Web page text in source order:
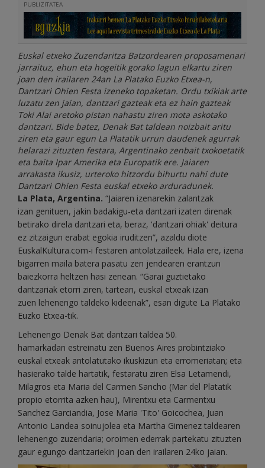
PUBLIZITATEA
Euskal etxeko Zuzendaritza Batzordearen proposamenari
jarraituz, ehun eta hogeitik gorako lagun elkartu ziren
joan den irailaren 24an La Platako Euzko Etxea-n,
Dantzari Ohien Festa izeneko topaketan. Ordu txikiak arte
luzatu zen jaian, dantzari gazteak eta ez hain gazteak
Toki Alai aretoko pistan nahastu ziren mota askotako
dantzari. Bide batez, Denak Bat taldean noizbait aritu
ziren eta gaur egun La Platatik urrun daudenek agurrak
helarazi zituzten festara, Argentinako zenbait txokoetatik
eta baita Ipar Amerika eta Europatik ere. Jaiaren
arrakasta ikusiz, urteroko hitzordu bihurtu nahi dute
Dantzari Ohien Festa euskal etxeko arduradunek.
La Plata, Argentina. “Jaiaren izenarekin zalantzak
izan genituen, jakin badakigu-eta dantzari izaten direnak
betirako direla dantzari eta, beraz, 'dantzari ohiak' deitura
ez zitzaigun erabat egokia iruditzen”, azaldu diote
EuskalKultura.com-i festaren antolatzaileek. Hala ere, izena
bigarren maila batera pasatu zen jendearen erantzun
baiezkorra heltzen hasi zenean. “Garai guztietako
dantzariak etorri ziren, tartean, euskal etxeak izan
zuen lehenengo taldeko kideenak”, esan digute La Platako
Euzko Etxea-tik.
Lehenengo Denak Bat dantzari taldea 50.
hamarkadan estreinatu zen Buenos Aires probintziako
euskal etxeak antolatutako ikuskizun eta erromeriatan; eta
hasierako talde hartatik, festaratu ziren Elsa Letamendi,
Milagros eta Maria del Carmen Sancho (Mar del Platatik
propio etorrita azken hau), Mirentxu eta Carmentxu
Sanchez Garciandia, Jose Maria 'Tito' Goicochea, Juan
Antonio Landea soinujolea eta Martha Gimenez taldearen
lehenengo zuzendaria; oroimen ederrak partekatu zituzten
gaur egungo dantzariekin joan den irailaren 24ko jaian.